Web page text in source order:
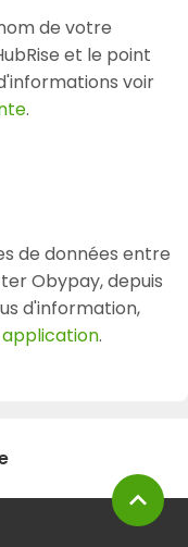
de votre
et le point
voir
.
de données entre
Obypay, depuis
d'information,
.
expand_less